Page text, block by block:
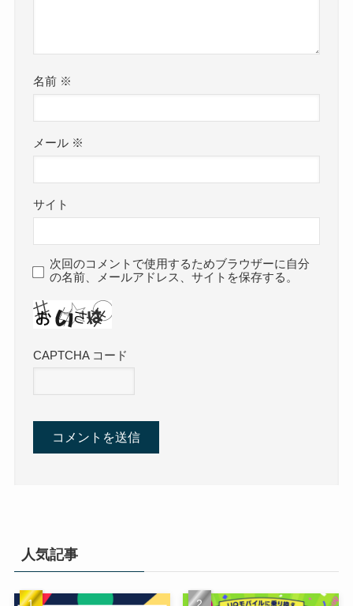
名前 ※
メール ※
サイト
次回のコメントで使用するためブラウザーに自分
の名前、メールアドレス、サイトを保存する。
CAPTCHA コード
人気記事